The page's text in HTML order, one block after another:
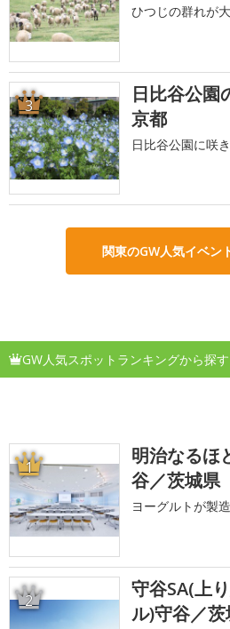
ひつじの群れが
3
日比谷公園
京都
日比谷公園に咲
関東のGW人気イベン
GW人気スポットランキングから探す
1
明治なるほ
谷／茨城県
ヨーグルトが製
2
守谷SA(上
ル)守谷／